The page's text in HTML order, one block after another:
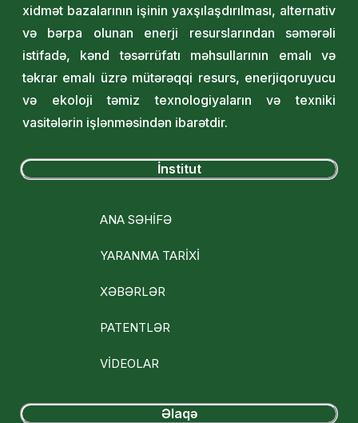
xidmət bazalarının işinin yaxşılaşdırılması, alternativ
və bərpa olunan enerji resurslarından səmərəli
istifadə, kənd təsərrüfatı məhsullarının emalı və
təkrar emalı üzrə mütərəqqi resurs, enerjiqoruyucu
və ekoloji təmiz texnologiyaların və texniki
vasitələrin işlənməsindən ibarətdir.
İnstitut
ANA SƏHİFƏ
YARANMA TARİXİ
XƏBƏRLƏR
PATENTLƏR
VİDEOLAR
Əlaqə